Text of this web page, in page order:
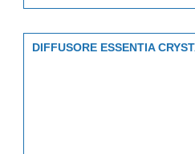
DIFFUSORE ESSENTIA